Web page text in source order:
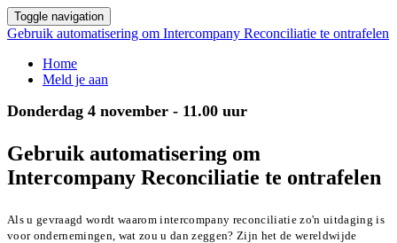
Toggle navigation
Gebruik automatisering om Intercompany Reconciliatie te ontrafelen
Home
Meld je aan
Donderdag 4 november - 11.00 uur
Gebruik automatisering om
Intercompany Reconciliatie te ontrafelen
Als u gevraagd wordt waarom intercompany reconciliatie zo'n uitdaging is
voor ondernemingen, wat zou u dan zeggen? Zijn het de wereldwijde